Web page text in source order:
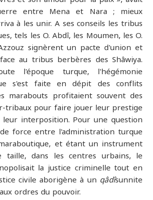
entre Mena et Nara ; mieux
à les unir. A ses conseils les tribus
tels les O. Abdî, les Moumen, les O.
signèrent un pacte d'union et
au tribus berbères des Shâwiya.
l'époque turque, l'hégémonie
s'est faite en dépit des conflits
marabouts profitaient souvent des
tribaux pour faire jouer leur prestige
interposition. Pour une question
force entre l'administration turque
et étant un instrument
taille, dans les centres urbains, le
la justice criminelle tout en
civile aborigène à un qâdîsunnite
ordres du pouvoir.